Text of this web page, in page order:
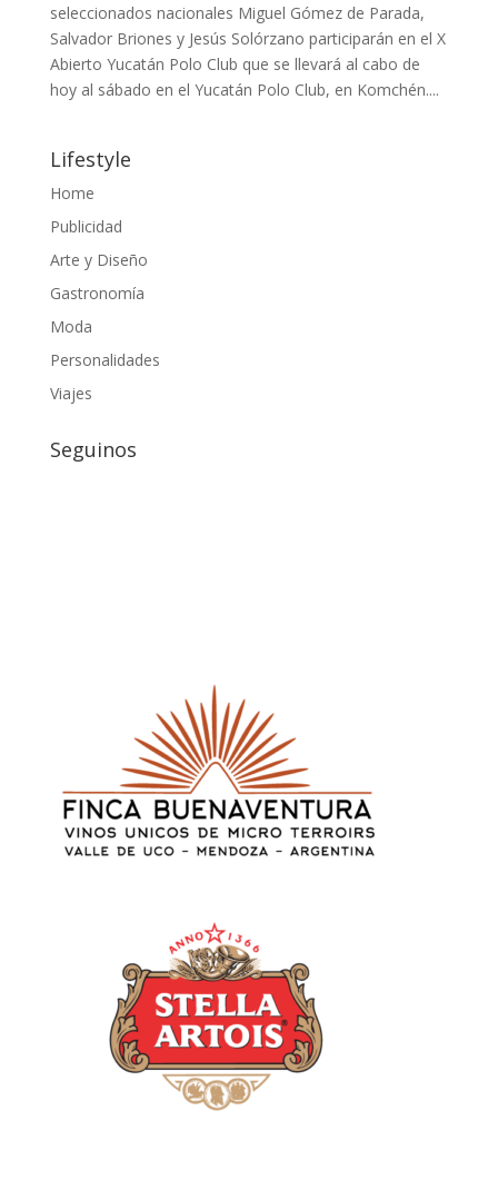
seleccionados nacionales Miguel Gómez de Parada,
Salvador Briones y Jesús Solórzano participarán en el X
Abierto Yucatán Polo Club que se llevará al cabo de
hoy al sábado en el Yucatán Polo Club, en Komchén....
Lifestyle
Home
Publicidad
Arte y Diseño
Gastronomía
Moda
Personalidades
Viajes
Seguinos